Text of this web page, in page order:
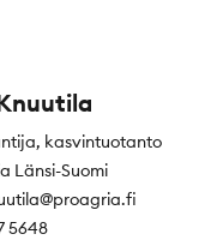
kasvintuotanto
Länsi-Suomi
5648